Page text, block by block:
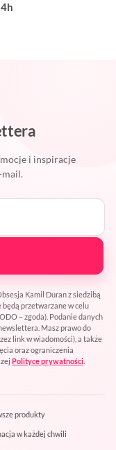
i inspiracje
mail.
Kamil Duran z siedzibą
przetwarzane w celu
– zgoda). Podanie danych
Masz prawo do
link w wiadomości), a także
oraz ograniczenia
Polityce prywatności
produkty
w każdej chwili